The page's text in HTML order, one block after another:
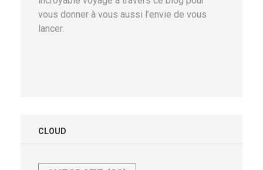
vous donner à vous aussi l’envie de vous
lancer.
CLOUD